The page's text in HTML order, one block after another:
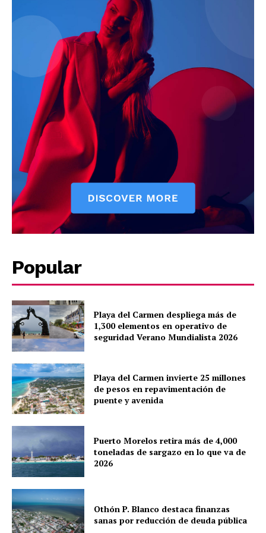
Cancún
Chetumal
Playa del Carmen
Puerto Morelos
Popular
Playa del Carmen despliega más de
1,300 elementos en operativo de
seguridad Verano Mundialista 2026
Playa del Carmen invierte 25 millones
de pesos en repavimentación de
puente y avenida
Puerto Morelos retira más de 4,000
toneladas de sargazo en lo que va de
2026
Othón P. Blanco destaca finanzas
sanas por reducción de deuda pública